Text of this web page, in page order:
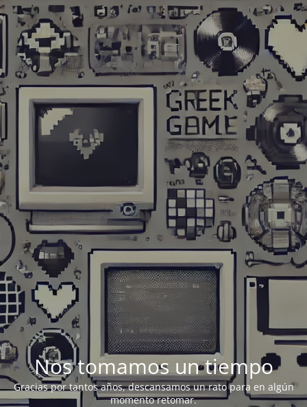
Nos tomamos un tiempo
Gracias por tantos años, descansamos un rato para en algún
momento retomar.